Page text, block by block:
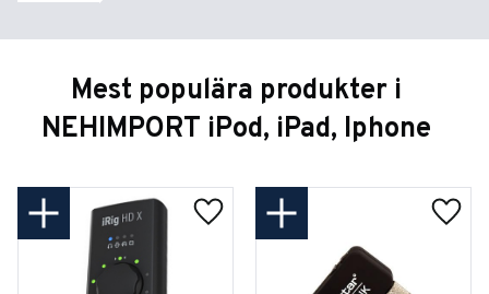
Mest populära produkter i
NEHIMPORT iPod, iPad, Iphone